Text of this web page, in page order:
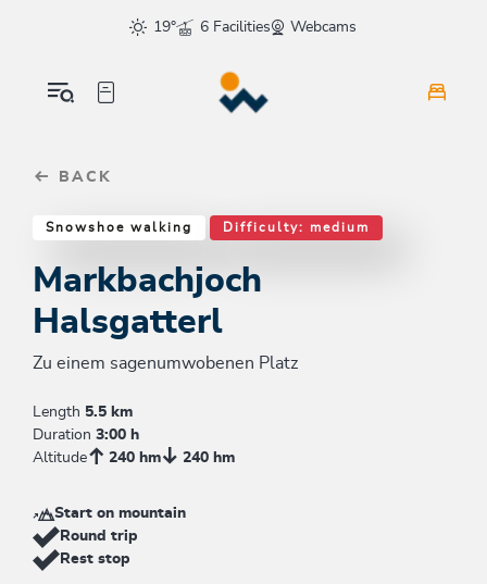
sr.skip-to.main-content
sr.skip-to.table-of-contents
sr.skip-to.main-navigation
19°
6 Facilities Webcams
BACK
Snowshoe walking Difficulty: medium
Markbachjoch
Halsgatterl
Zu einem sagenumwobenen Platz
Length 5.5 km
Duration 3:00 h
Altitude
240 hm 240 hm
Start on mountain
Round trip
Rest stop